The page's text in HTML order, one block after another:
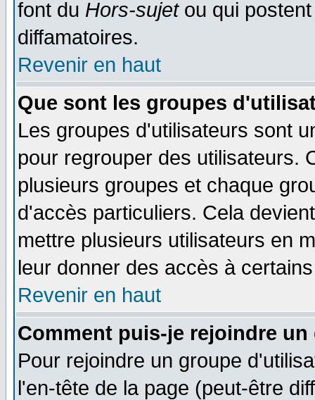
font du Hors-sujetou qui
diffamatoires.
Revenir en haut
Que sont les groupes
Les groupes d'utilisateurs sont
pour regrouper des utilisateurs.
plusieurs groupes et chaque
d'accès particuliers. Cela
mettre plusieurs utilisateurs en
leur donner des accès à
Revenir en haut
Comment puis-je rejoindre
Pour rejoindre un groupe
l'en-tête de la page (peut-être